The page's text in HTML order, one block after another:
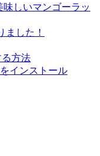
味しいマンゴーラッ
ました！
る方法
をインストール